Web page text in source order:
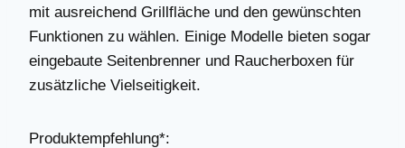
mit ausreichend Grillfläche und den gewünschten
Funktionen zu wählen. Einige Modelle bieten sogar
eingebaute Seitenbrenner und Raucherboxen für
zusätzliche Vielseitigkeit.
Produktempfehlung*: